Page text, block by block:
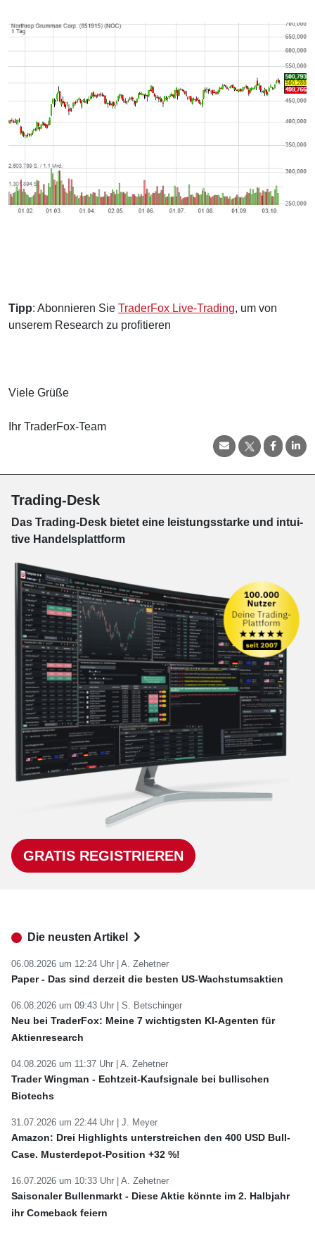
Tipp: Abonnieren Sie TraderFox Live-Trading, um von
unserem Research zu profitieren
Viele Grüße
Ihr TraderFox-Team
Trading-Desk
Das Trading-Desk bie­tet eine leis­tungs­star­ke und in­tui­
tive Han­dels­platt­form
GRATIS REGISTRIEREN
Die neusten Artikel
06.08.2026 um 12:24 Uhr | A. Zehetner
Paper - Das sind derzeit die besten US-Wachstumsaktien
06.08.2026 um 09:43 Uhr | S. Betschinger
Neu bei TraderFox: Meine 7 wichtigsten KI-Agenten für
Aktienresearch
04.08.2026 um 11:37 Uhr | A. Zehetner
Trader Wingman - Echtzeit-Kaufsignale bei bullischen
Biotechs
31.07.2026 um 22:44 Uhr | J. Meyer
Amazon: Drei Highlights unterstreichen den 400 USD Bull-
Case. Musterdepot-Position +32 %!
16.07.2026 um 10:33 Uhr | A. Zehetner
Saisonaler Bullenmarkt - Diese Aktie könnte im 2. Halbjahr
ihr Comeback feiern